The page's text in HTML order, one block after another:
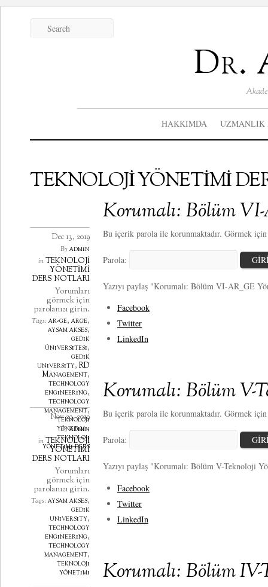
Dr.
HAKKIMDA UZMANLIK
TEKNOLOJİ YÖNETİMİ
Korumalı: Bölüm
Dec 13, 2019
Byadmin
inTEKNOLOJİ
YÖNETİMİ
DERS NOTLARI
Yorumları
görmek için
parolanızı girin.
Tags:ar-ge, arge,
aysam akses,
gedik
üniversitesi,
gedik
university, RD
Management,
technology
engineering,
technology
management,
teknoloji
yönetimi,
teknoloji
yönetimi ders
Bu içerik parola ile korunmaktadır. Görmek için
Parola:
Yazıyı paylaş "Korumalı: Bölüm VI-AR_GE
Facebook
Twitter
LinkedIn
Korumalı: Bölüm V-
Nov 29, 2019
Byadmin
inTEKNOLOJİ
YÖNETİMİ
DERS NOTLARI
Yorumları
görmek için
parolanızı girin.
Tags:aysam akses,
gedik
university,
technology
engineering,
technology
management,
teknoloji
yönetimi
Bu içerik parola ile korunmaktadır. Görmek için
Parola:
Yazıyı paylaş "Korumalı: Bölüm V-Teknoloji
Facebook
Twitter
LinkedIn
Korumalı: Bölüm